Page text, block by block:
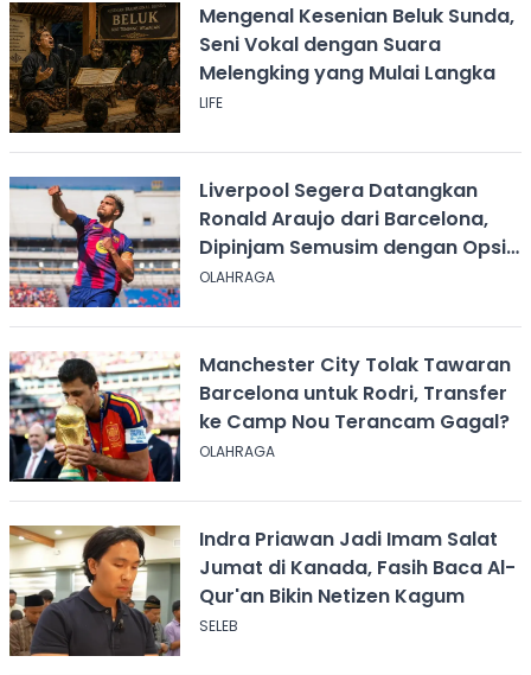
Mengenal Kesenian Beluk Sunda,
Seni Vokal dengan Suara
Melengking yang Mulai Langka
LIFE
Liverpool Segera Datangkan
Ronald Araujo dari Barcelona,
Dipinjam Semusim dengan Opsi
Permanen?
OLAHRAGA
Manchester City Tolak Tawaran
Barcelona untuk Rodri, Transfer
ke Camp Nou Terancam Gagal?
OLAHRAGA
Indra Priawan Jadi Imam Salat
Jumat di Kanada, Fasih Baca Al-
Qur'an Bikin Netizen Kagum
SELEB